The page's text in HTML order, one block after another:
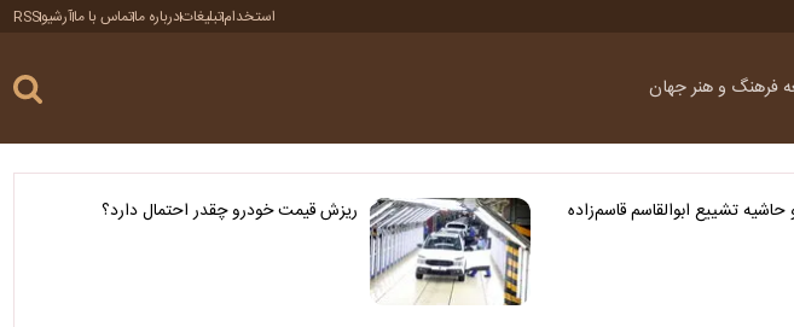
استخدامتبلیغاتدرباره ماتماس با ماآرشیوRSS
فرهنگ و هنرجهان
تشییع ابوالقاسم قاسم‌زاده ریزش قیمت خودرو چقدر احتمال دارد؟